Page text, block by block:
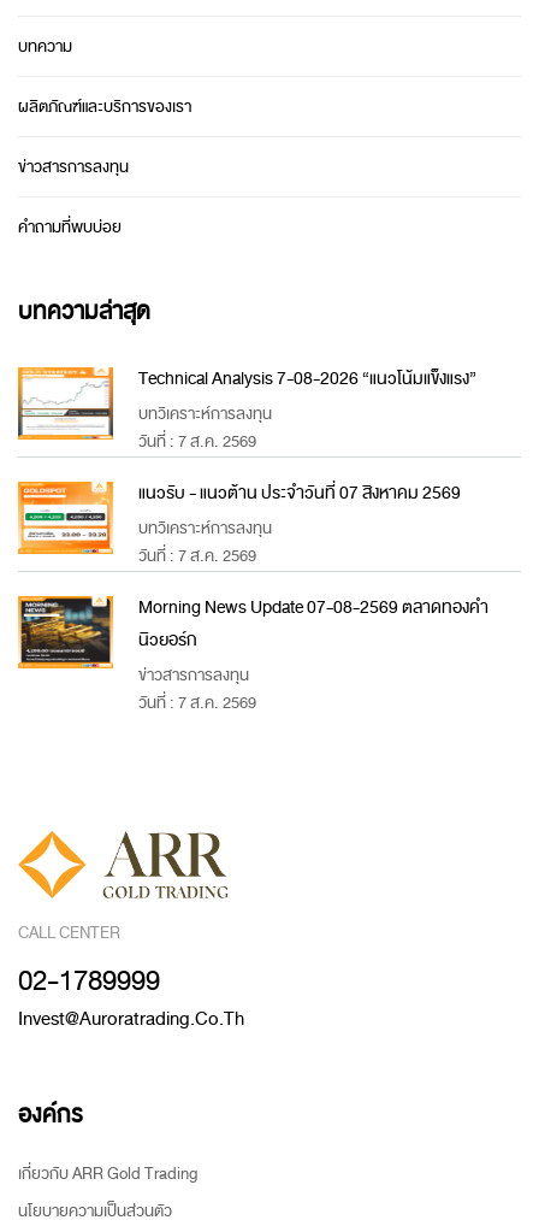
บทความ
ผลิตภัณฑ์และบริการของเรา
ข่าวสารการลงทุน
คำถามที่พบบ่อย
บทความล่าสุด
Technical Analysis 7-08-2026 “แนวโน้มแข็งแรง”
บทวิเคราะห์การลงทุน
วันที่ : 7 ส.ค. 2569
แนวรับ - แนวต้าน ประจำวันที่ 07 สิงหาคม 2569
บทวิเคราะห์การลงทุน
วันที่ : 7 ส.ค. 2569
Morning News Update 07-08-2569 ตลาดทองคำ
นิวยอร์ก
ข่าวสารการลงทุน
วันที่ : 7 ส.ค. 2569
CALL CENTER
02-1789999
Invest@auroratrading.co.th
องค์กร
เกี่ยวกับ ARR Gold Trading
นโยบายความเป็นส่วนตัว